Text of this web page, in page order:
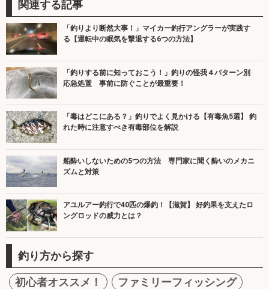
関連する記事
「釣りより断然大事！」マイカー釣行アングラーが実践す
る【運転中の眠気を撃退する6つの方法】
「釣りする前に知っておこう！」釣りの怪我４パターン別
応急処置 事前に防ぐことが最重要！
「毒はどこにある？」釣りでよく見かける【有毒魚5選】 釣
れた時に注意すべき有毒部位を解説
船酔いしないための5つの方法 専門家に聞く酔いのメカニ
ズムと対策
アユルアー釣行で40匹の爆釣！【滋賀】 好釣果を支えたロ
ングロッドの威力とは？
釣り方から探す
初心者オススメ！
ファミリーフィッシング